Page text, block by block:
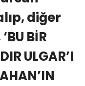
diğer
BİR
ULGAR’I